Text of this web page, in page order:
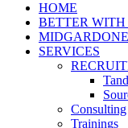
HOME
BETTER
MIDGARDONE
SERVICES
Consulting
Trainings